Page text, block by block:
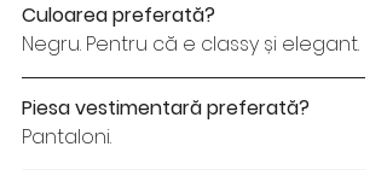
Culoarea preferată?
Negru. Pentru că e classy și elegant.
Piesa vestimentară preferată?
Pantaloni.